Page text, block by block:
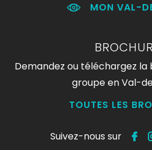
MON VAL-
Demandez ou téléchargez
groupe en Val-
TOUTES LES
Suivez-nous sur